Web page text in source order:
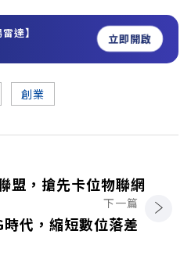
達】 立即開啟
創業
盟，搶先卡位物聯網
下一篇
代，縮短數位落差